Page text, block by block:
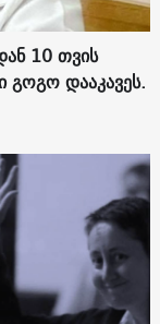
10 თვის
დააკავეს.